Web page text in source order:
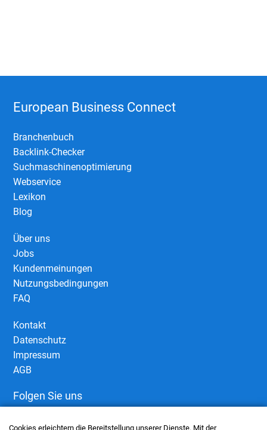
Cookies erleichtern die Bereitstellung unserer Dienste. Mit der
European Business Connect
Branchenbuch
Backlink-Checker
Suchmaschinenoptimierung
Webservice
Lexikon
Blog
Über uns
Jobs
Kundenmeinungen
Nutzungsbedingungen
FAQ
Kontakt
Datenschutz
Impressum
AGB
Folgen Sie uns